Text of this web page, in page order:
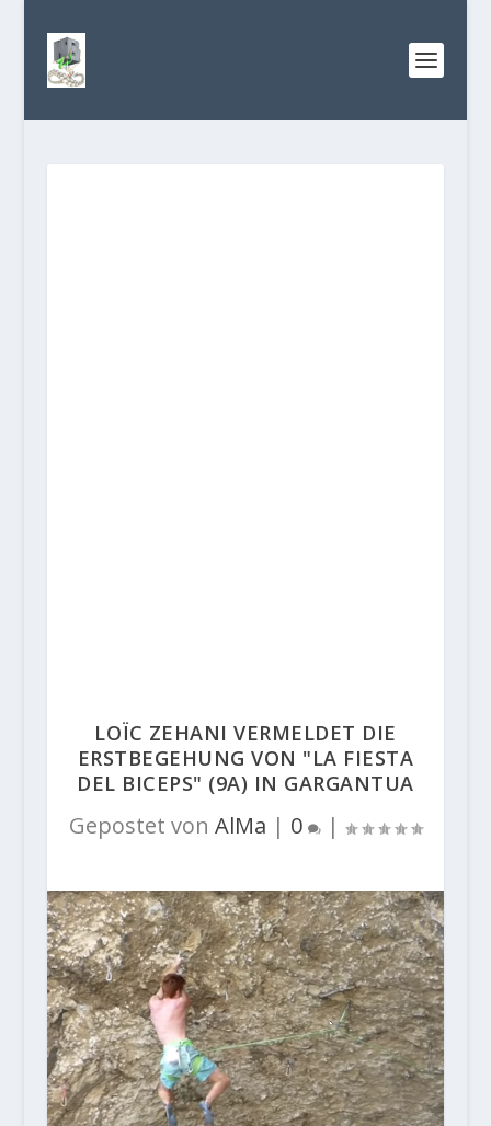
LOÏC ZEHANI VERMELDET DIE
ERSTBEGEHUNG VON "LA FIESTA
DEL BICEPS" (9A) IN GARGANTUA
Gepostet von AlMa | 0 |